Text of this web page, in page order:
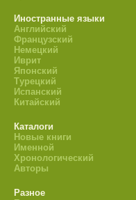
Иностранные языки
Английский
Французский
Немецкий
Иврит
Японский
Турецкий
Испанский
Китайский
Каталоги
Новые книги
Именной
Хронологический
Авторы
Разное